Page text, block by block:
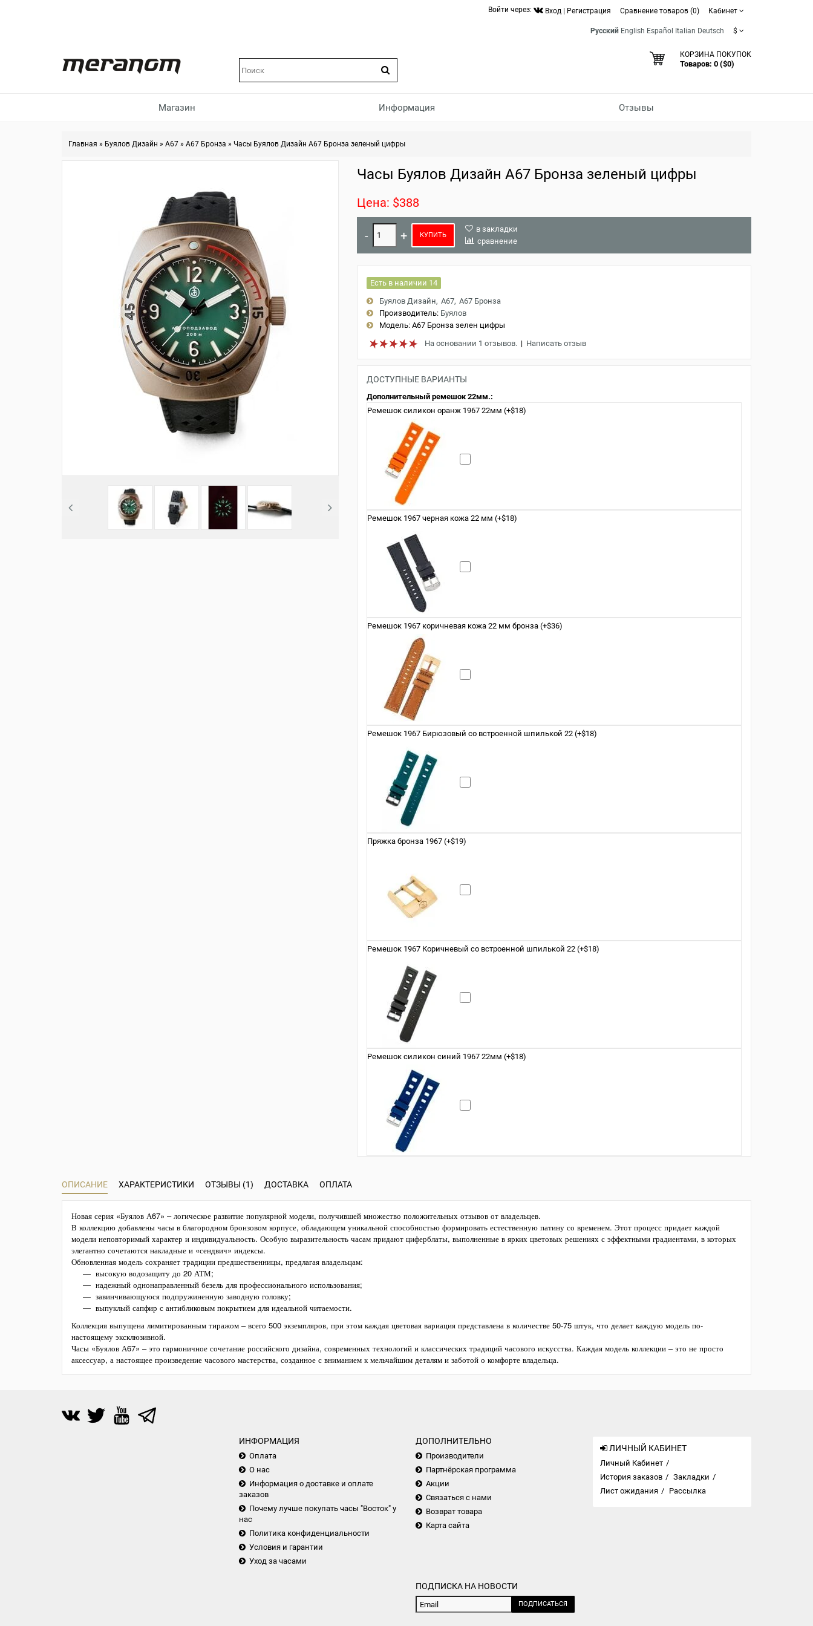
Войти через: Вход Регистрация Сравнение товаров (0) Кабинет
Русский English Español Italian Deutsch $
КОРЗИНА ПОКУПОК
Товаров: 0 ($0)
Магазин Информация Отзывы
Главная » Буялов Дизайн » A67 » A67 Бронза » Часы Буялов Дизайн A67 Бронза зеленый цифры
Часы Буялов Дизайн A67 Бронза зеленый цифры
Цена: $388
КУПИТЬ
в закладки
сравнение
Есть в наличии 14
Буялов Дизайн A67 A67 Бронза
Производитель: Буялов
Модель:A67 Бронза зелен цифры
На основании 1 отзывов.| Написать отзыв
ДОСТУПНЫЕ ВАРИАНТЫ
Дополнительный ремешок 22мм.:
Ремешок силикон оранж 1967 22мм (+$18)
Ремешок 1967 черная кожа 22 мм (+$18)
Ремешок 1967 коричневая кожа 22 мм бронза (+$36)
Ремешок 1967 Бирюзовый со встроенной шпилькой 22 (+$18)
Пряжка бронза 1967 (+$19)
Ремешок 1967 Коричневый со встроенной шпилькой 22 (+$18)
Ремешок силикон синий 1967 22мм (+$18)
ОПИСАНИЕ ХАРАКТЕРИСТИКИ ОТЗЫВЫ (1) ДОСТАВКА ОПЛАТА
Новая серия «Буялов А67» – логическое развитие популярной модели, получившей множество положительных отзывов от владельцев.
В коллекцию добавлены часы в благородном бронзовом корпусе, обладающем уникальной способностью формировать естественную патину со временем. Этот процесс придает каждой
модели неповторимый характер и индивидуальность. Особую выразительность часам придают циферблаты, выполненные в ярких цветовых решениях с эффектными градиентами, в которых
элегантно сочетаются накладные и «сендвич» индексы.
Обновленная модель сохраняет традиции предшественницы, предлагая владельцам:
высокую водозащиту до 20 АТМ;
надежный однонаправленный безель для профессионального использования;
завинчивающуюся подпружиненную заводную головку;
выпуклый сапфир с антибликовым покрытием для идеальной читаемости.
Коллекция выпущена лимитированным тиражом – всего 500 экземпляров, при этом каждая цветовая вариация представлена в количестве 50-75 штук, что делает каждую модель по-
настоящему эксклюзивной.
Часы «Буялов А67» – это гармоничное сочетание российского дизайна, современных технологий и классических традиций часового искусства. Каждая модель коллекции – это не просто
аксессуар, а настоящее произведение часового мастерства, созданное с вниманием к мельчайшим деталям и заботой о комфорте владельца.
ИНФОРМАЦИЯ
Оплата
О нас
Информация о доставке и оплате
заказов
Почему лучше покупать часы "Восток" у
нас
Политика конфиденциальности
Условия и гарантии
Уход за часами
ДОПОЛНИТЕЛЬНО
Производители
Партнёрская программа
Акции
Связаться с нами
Возврат товара
Карта сайта
ПОДПИСКА НА НОВОСТИ
ПОДПИСАТЬСЯ
ЛИЧНЫЙ КАБИНЕТ
Личный Кабинет
История заказов
Закладки
Лист ожидания
Рассылка